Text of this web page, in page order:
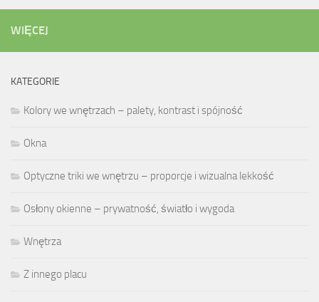
WIĘCEJ
KATEGORIE
Kolory we wnętrzach – palety, kontrast i spójność
Okna
Optyczne triki we wnętrzu – proporcje i wizualna lekkość
Osłony okienne – prywatność, światło i wygoda
Wnętrza
Z innego placu